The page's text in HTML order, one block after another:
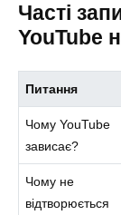
Часті
YouTube
Питання
Чому YouTube
зависає?
Чому не
відтворюється